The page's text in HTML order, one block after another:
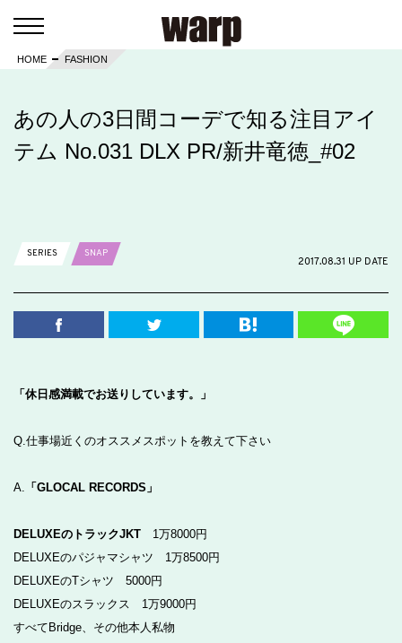
HOME FASHION
あの人の3日間コーデで知る注目アイ
テム No.031 DLX PR/新井竜徳_#02
SERIES
SNAP
2017.08.31 UP DATE
「休日感満載でお送りしています。」
Q.仕事場近くのオススメスポットを教えて下さい
A. 「GLOCAL RECORDS」
DELUXEのトラックJKT 1万8000円
DELUXEのパジャマシャツ 1万8500円
DELUXEのTシャツ 5000円
DELUXEのスラックス 1万9000円
すべてBridge、その他本人私物